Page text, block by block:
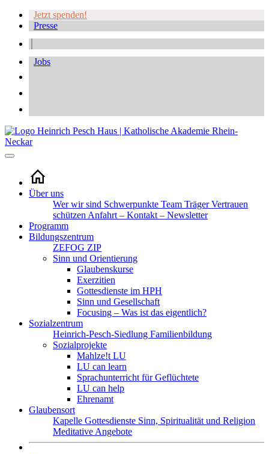
Jetzt spenden!
Presse
Jobs
Über uns
Wer wir sind Schwerpunkte Team TrägerVertrauen
schützen Anfahrt – Kontakt – Newsletter
Programm
Bildungszentrum
ZEFOG ZIP
Sinn und Orientierung
Glaubenskurse
Exerzitien
Gottesdienste im HPH
Sinn und Gesellschaft
Focusing – Was ist das eigentlich?
Sozialzentrum
Heinrich-Pesch-Siedlung Familienbildung
Sozialprojekte
Mahlze!t LU
LU can learn
Sprachunterricht für Geflüchtete
LU can help
Ehrenamt
Glaubensort
Kapelle Gottesdienste Sinn, Spiritualität und Religion
Meditative Angebote